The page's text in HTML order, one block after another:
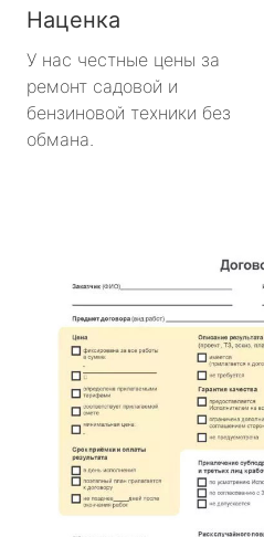
Наценка
У нас честные цены за
ремонт садовой и
бензиновой техники без
обмана.